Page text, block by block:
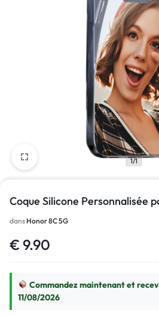
1/1
Coque Silicone Personnalisée
dans Honor 8C 5G
€ 9.90
Commandez maintenant et
11/08/2026